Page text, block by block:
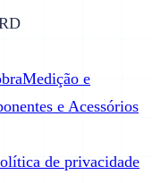
Medição e
e Acessórios
de privacidade